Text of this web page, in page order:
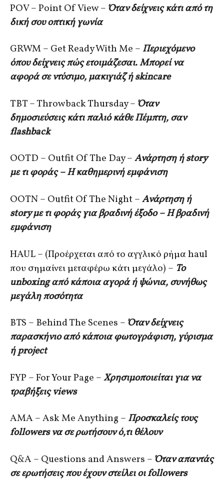
POV – Point Of View – Όταν δείχνεις κάτι από τη
δική σου οπτική γωνία
GRWM – Get Ready With Me – Περιεχόμενο
όπου δείχνεις πώς ετοιμάζεσαι. Μπορεί να
αφορά σε ντύσιμο, μακιγιάζ ή skincare
TBT – Throwback Thursday – Όταν
δημοσιεύσεις κάτι παλιό κάθε Πέμπτη, σαν
flashback
OOTD – Outfit Of The Day –Ανάρτηση ή story
με τι φοράς – Η καθημερινή εμφάνιση
OOTN – Outfit Of The Night –Ανάρτηση ή
story με τι φοράς για βραδινή έξοδο – Η βραδινή
εμφάνιση
HAUL – (Προέρχεται από το αγγλικό ρήμα haul
που σημαίνει μεταφέρω κάτι μεγάλο) – Το
unboxing από κάποια αγορά ή ψώνια, συνήθως
μεγάλη ποσότητα
BTS – Behind The Scenes – Όταν δείχνεις
παρασκήνιο από κάποια φωτογράφιση, γύρισμα
ή project
FYP – For Your Page –Χρησιμοποιείται για να
τραβήξεις views
AMA – Ask Me Anything – Προσκαλείς τους
followers να σε ρωτήσουν ό,τι θέλουν
Q&A – Questions and Answers – Όταν απαντάς
σε ερωτήσεις που έχουν στείλει οι followers